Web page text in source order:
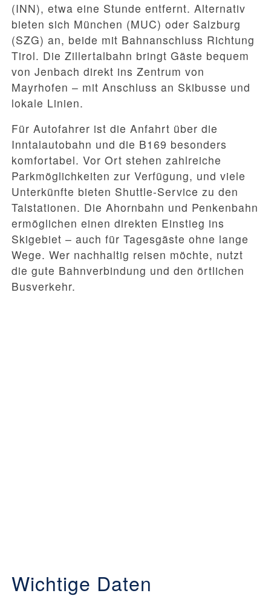
(INN), etwa eine Stunde entfernt. Alternativ
bieten sich München (MUC) oder Salzburg
(SZG) an, beide mit Bahnanschluss Richtung
Tirol. Die Zillertalbahn bringt Gäste bequem
von Jenbach direkt ins Zentrum von
Mayrhofen – mit Anschluss an Skibusse und
lokale Linien.
Für Autofahrer ist die Anfahrt über die
Inntalautobahn und die B169 besonders
komfortabel. Vor Ort stehen zahlreiche
Parkmöglichkeiten zur Verfügung, und viele
Unterkünfte bieten Shuttle-Service zu den
Talstationen. Die Ahornbahn und Penkenbahn
ermöglichen einen direkten Einstieg ins
Skigebiet – auch für Tagesgäste ohne lange
Wege. Wer nachhaltig reisen möchte, nutzt
die gute Bahnverbindung und den örtlichen
Busverkehr.
Wichtige Daten